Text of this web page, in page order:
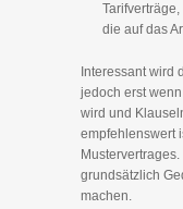
die auf das
Interessant wird
jedoch erst
wird und
empfehlenswert
grundsätzlich
machen.